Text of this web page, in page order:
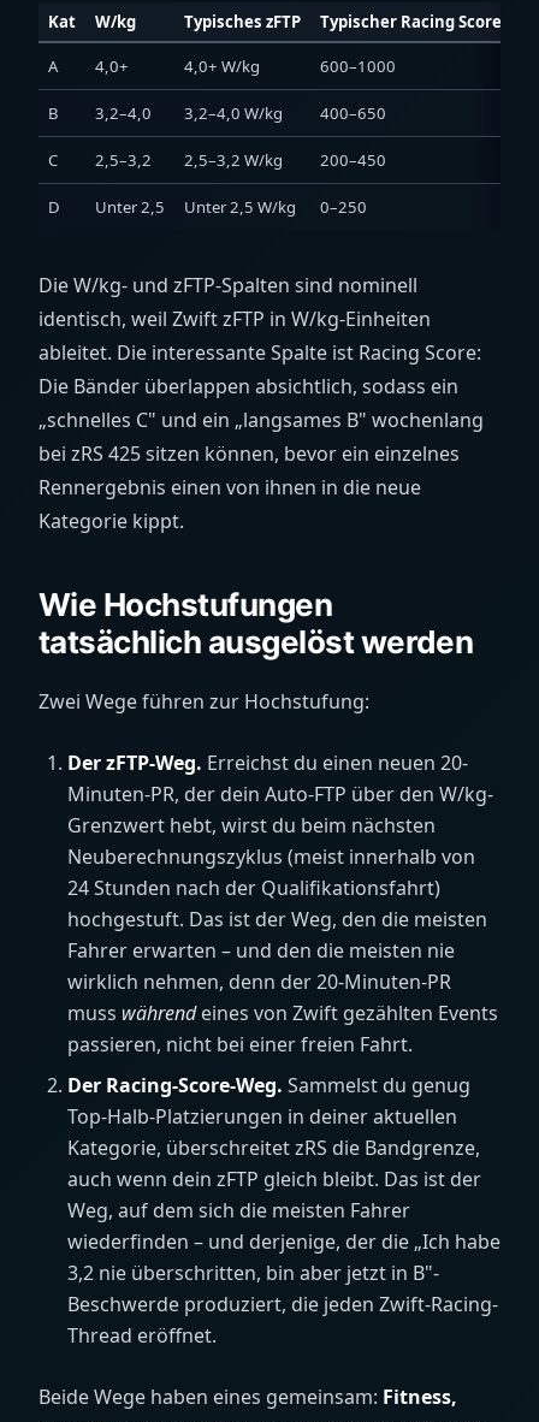
Kat W/kg Typisches zFTP Typischer Racing Score
A 4,0+ 4,0+ W/kg 600–1000
B 3,2–4,0 3,2–4,0 W/kg 400–650
C 2,5–3,2 2,5–3,2 W/kg 200–450
D Unter 2,5 Unter 2,5 W/kg 0–250
Die W/kg- und zFTP-Spalten sind nominell
identisch, weil Zwift zFTP in W/kg-Einheiten
ableitet. Die interessante Spalte ist Racing Score:
Die Bänder überlappen absichtlich, sodass ein
„schnelles C" und ein „langsames B" wochenlang
bei zRS 425 sitzen können, bevor ein einzelnes
Rennergebnis einen von ihnen in die neue
Kategorie kippt.
Wie Hochstufungen
tatsächlich ausgelöst werden
Zwei Wege führen zur Hochstufung:
Der zFTP-Weg. Erreichst du einen neuen 20-
Minuten-PR, der dein Auto-FTP über den W/kg-
Grenzwert hebt, wirst du beim nächsten
Neuberechnungszyklus (meist innerhalb von
24 Stunden nach der Qualifikationsfahrt)
hochgestuft. Das ist der Weg, den die meisten
Fahrer erwarten – und den die meisten nie
wirklich nehmen, denn der 20-Minuten-PR
muss währendeines von Zwift gezählten Events
passieren, nicht bei einer freien Fahrt.
Der Racing-Score-Weg. Sammelst du genug
Top-Halb-Platzierungen in deiner aktuellen
Kategorie, überschreitet zRS die Bandgrenze,
auch wenn dein zFTP gleich bleibt. Das ist der
Weg, auf dem sich die meisten Fahrer
wiederfinden – und derjenige, der die „Ich habe
3,2 nie überschritten, bin aber jetzt in B"-
Beschwerde produziert, die jeden Zwift-Racing-
Thread eröffnet.
Beide Wege haben eines gemeinsam: Fitness,